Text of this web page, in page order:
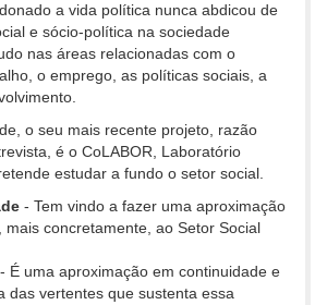
a vida política nunca abdicou de
e sócio-política na sociedade
nas áreas relacionadas com o
o emprego, as políticas sociais, a
o seu mais recente projeto, razão
é o CoLABOR, Laboratório
estudar a fundo o setor social.
- Tem vindo a fazer uma aproximação
mais concretamente, ao Setor Social
- É uma aproximação em continuidade e
das vertentes que sustenta essa